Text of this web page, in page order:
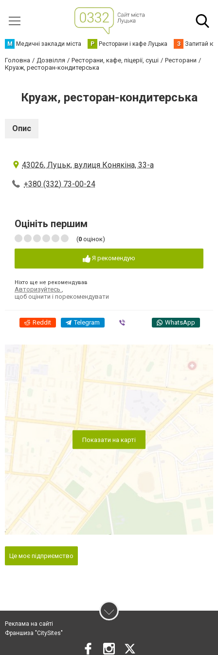
М Медичні заклади міста Р Ресторани і кафе Луцька З Запитай
Головна Дозвілля Ресторани, кафе, піцерії, суші
Ресторани
Круаж, ресторан-кондитерська
Круаж, ресторан-кондитерська
Опис
43026, Луцьк, вулиця Конякіна, 33-а
+380 (332) 73-00-24
Оцініть першим
(0 оцінок)
Я рекомендую
Ніхто ще не рекомендував
Авторизуйтесь
щоб оцінити і порекомендувати
Reddit Telegram WhatsApp
Показати на карті
Це моє підприємство
Реклама на сайті
Франшиза "CitySites"